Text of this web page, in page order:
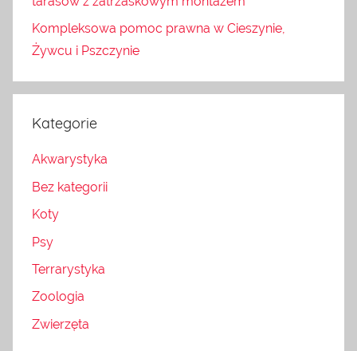
Kompleksowa pomoc prawna w Cieszynie,
Żywcu i Pszczynie
Kategorie
Akwarystyka
Bez kategorii
Koty
Psy
Terrarystyka
Zoologia
Zwierzęta